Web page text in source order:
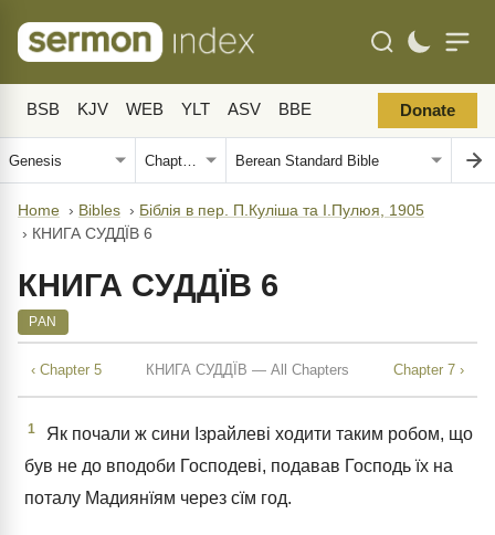
BSB KJV WEB YLT ASV BBE Donate
Home › Bibles › Біблія в пер. П.Куліша та І.Пулюя, 1905
› КНИГА СУДДЇВ 6
КНИГА СУДДЇВ 6
PAN
‹ Chapter 5 КНИГА СУДДЇВ — All Chapters Chapter 7 ›
1
Як почали ж сини Ізрайлеві ходити таким робом, що
був не до вподоби Господеві, подавав Господь їх на
поталу Мадиянїям через сїм год.